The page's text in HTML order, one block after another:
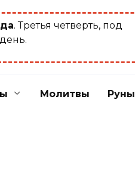
. Третья четверть, под
Молитвы Руны